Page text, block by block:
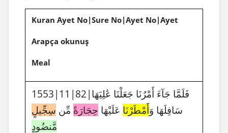
Kuran Ayet No|Sure No|Ayet No|Ayet
Arapça okunuş
Meal
1553|11|82|فَلَمَّا جَآءَ أَمْرُنَا جَعَلْنَا عَٰلِيَهَا
سَافِلَهَا وَأَمْطَرْنَا عَلَيْهَا حِجَارَةً مِّن سِجِّيلٍ
مَّنضُودٍ